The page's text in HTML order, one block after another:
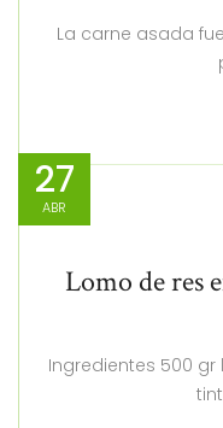
La carne asada
27
ABR
Lomo de res
Ingredientes 500